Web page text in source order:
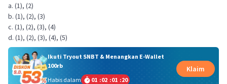
a. (1), (2)
b. (1), (2), (3)
c. (1), (2), (3), (4)
d. (1), (2), (3), (4), (5)
Ikuti Tryout SNBT & Menangkan E-Wallet
100rb
Habis dalam
01 :02 :01 :20
Klaim